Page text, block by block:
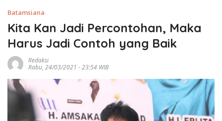
Batamsiana
Kita Kan Jadi Percontohan, Maka
Harus Jadi Contoh yang Baik
Redaksi
Rabu, 24/03/2021 - 23:54 WIB